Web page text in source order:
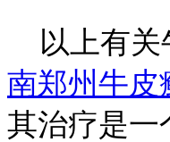
以上有关
南郑州牛皮
其治疗是一